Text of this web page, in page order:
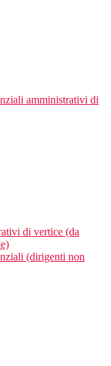
amministrativi di
di vertice (da
(dirigenti non